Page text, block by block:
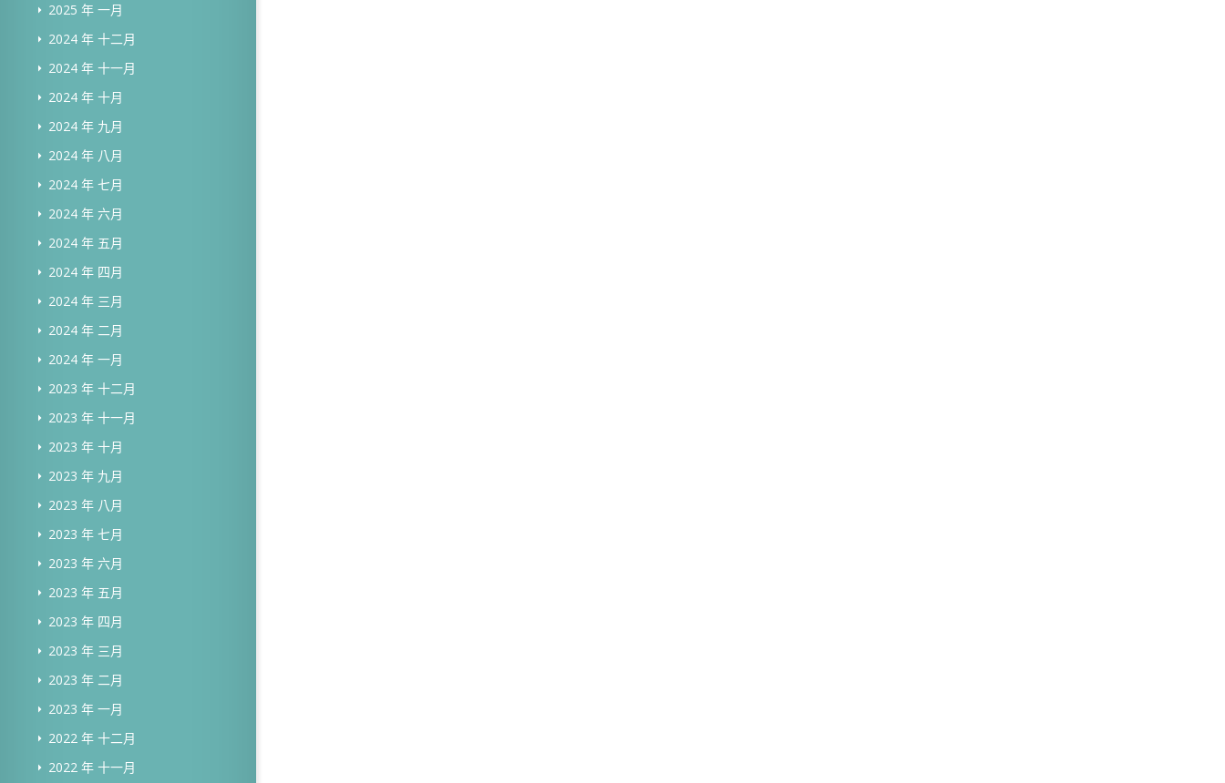
2025 年 一月
2024 年 十二月
2024 年 十一月
2024 年 十月
2024 年 九月
2024 年 八月
2024 年 七月
2024 年 六月
2024 年 五月
2024 年 四月
2024 年 三月
2024 年 二月
2024 年 一月
2023 年 十二月
2023 年 十一月
2023 年 十月
2023 年 九月
2023 年 八月
2023 年 七月
2023 年 六月
2023 年 五月
2023 年 四月
2023 年 三月
2023 年 二月
2023 年 一月
2022 年 十二月
2022 年 十一月